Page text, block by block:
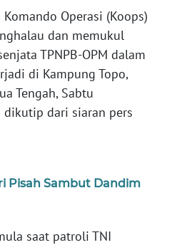
Operasi (Koops)
dan memukul
TPNPB-OPM dalam
di Kampung Topo,
Tengah, Sabtu
dikutip dari siaran pers
Pisah Sambut Dandim
saat patroli TNI